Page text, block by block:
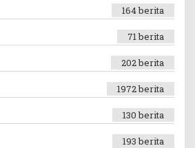
O
164 berita
71 berita
202 berita
1972 berita
130 berita
193 berita